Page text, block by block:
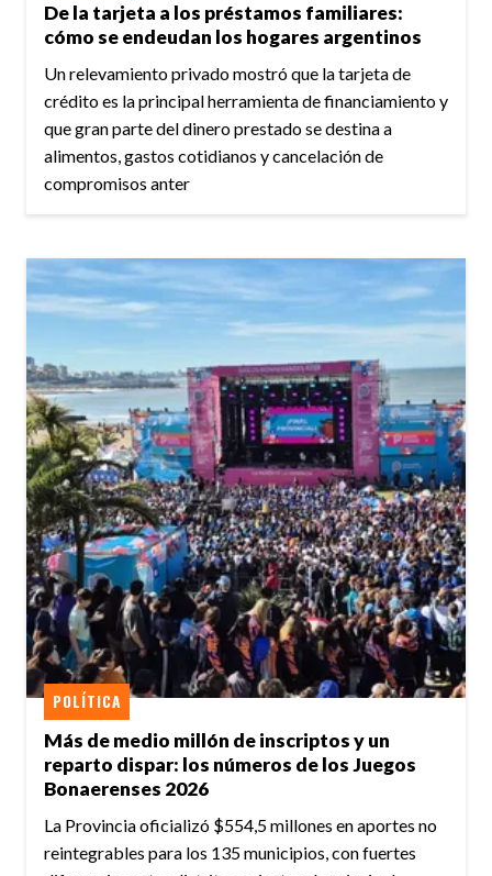
De la tarjeta a los préstamos familiares:
cómo se endeudan los hogares argentinos
Un relevamiento privado mostró que la tarjeta de
crédito es la principal herramienta de financiamiento y
que gran parte del dinero prestado se destina a
alimentos, gastos cotidianos y cancelación de
compromisos anter
Más de medio millón de inscriptos y un
reparto dispar: los números de los Juegos
Bonaerenses 2026
POLÍTICA
La Provincia oficializó $554,5 millones en aportes no
reintegrables para los 135 municipios, con fuertes